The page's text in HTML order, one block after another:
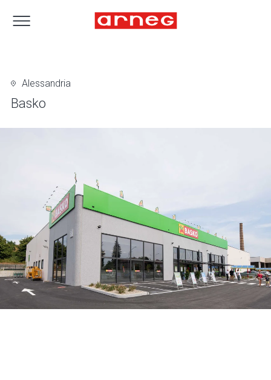
Alessandria
Basko